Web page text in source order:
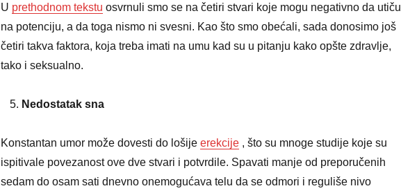
U prethodnom tekstu osvrnuli smo se na četiri stvari koje mogu negativno da utiču
na potenciju, a da toga nismo ni svesni. Kao što smo obećali, sada donosimo još
četiri takva faktora, koja treba imati na umu kad su u pitanju kako opšte zdravlje,
tako i seksualno.
Nedostatak sna
Konstantan umor može dovesti do lošije erekcije, što su mnoge studije koje su
ispitivale povezanost ove dve stvari i potvrdile. Spavati manje od preporučenih
sedam do osam sati dnevno onemogućava telu da se odmori i reguliše nivo